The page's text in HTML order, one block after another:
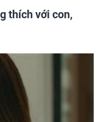
thích với con,